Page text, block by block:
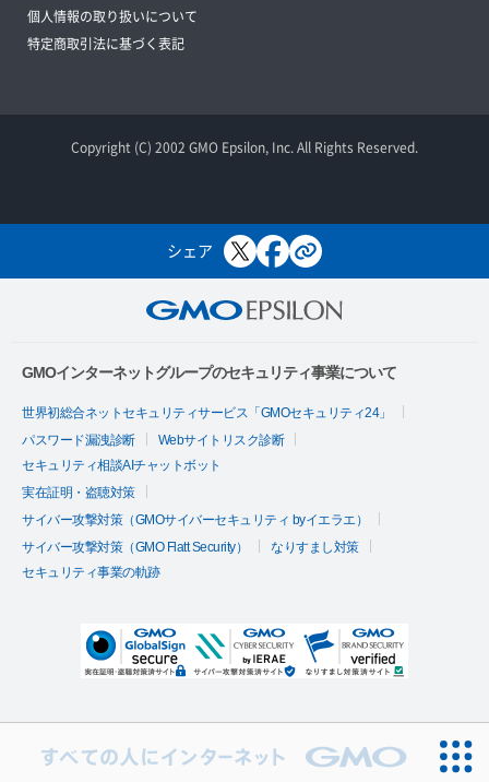
個人情報の取り扱いについて
特定商取引法に基づく表記
Copyright (C) 2002 GMO Epsilon, Inc. All Rights Reserved.
シェア
GMOインターネットグループのセキュリティ事業について
世界初総合ネットセキュリティサービス「GMOセキュリティ24」
パスワード漏洩診断
Webサイトリスク診断
セキュリティ相談AIチャットボット
実在証明・盗聴対策
サイバー攻撃対策（GMOサイバーセキュリティ byイエラエ）
サイバー攻撃対策（GMO Flatt Security）
なりすまし対策
セキュリティ事業の軌跡
[手数料2.79%～]選べるとくとく3プラン！